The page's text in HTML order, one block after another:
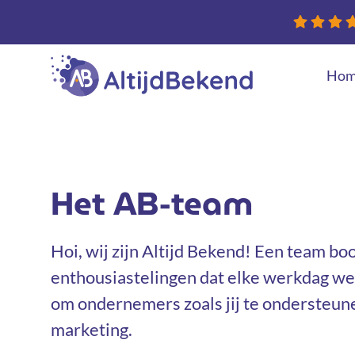
Het AB-team
Hoi, wij zijn Altijd Bekend! Een team
enthousiastelingen dat elke werkdag
om ondernemers zoals jij te
marketing.